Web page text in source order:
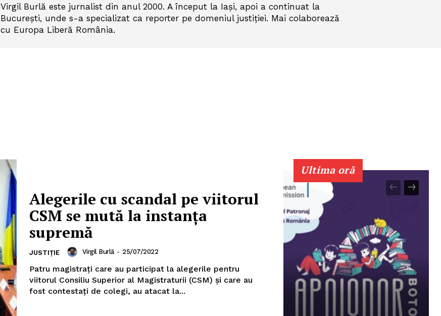
Virgil Burlă este jurnalist din anul 2000. A început la Iași, apoi a continuat la
București, unde s-a specializat ca reporter pe domeniul justiției. Mai colaborează
cu Europa Liberă România.
Alegerile cu scandal pe viitorul
CSM se mută la instanța
supremă
JUSTIȚIE Virgil Burlă - 25/07/2022
Patru magistrați care au participat la alegerile pentru
viitorul Consiliu Superior al Magistraturii (CSM) și care au
fost contestați de colegi, au atacat la...
Ultima oră